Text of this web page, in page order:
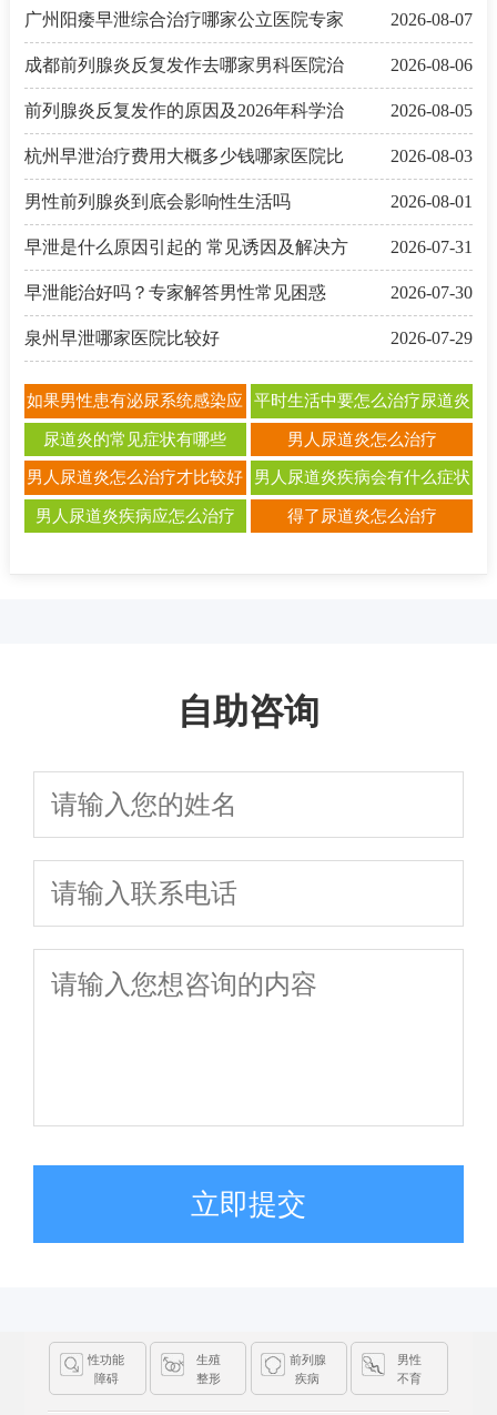
广州阳痿早泄综合治疗哪家公立医院专家 2026-08-07
成都前列腺炎反复发作去哪家男科医院治 2026-08-06
前列腺炎反复发作的原因及2026年科学治 2026-08-05
杭州早泄治疗费用大概多少钱哪家医院比 2026-08-03
男性前列腺炎到底会影响性生活吗 2026-08-01
早泄是什么原因引起的 常见诱因及解决方 2026-07-31
早泄能治好吗？专家解答男性常见困惑 2026-07-30
泉州早泄哪家医院比较好 2026-07-29
如果男性患有泌尿系统感染应
该注意什么？
平时生活中要怎么治疗尿道炎
尿道炎的常见症状有哪些 男人尿道炎怎么治疗
男人尿道炎怎么治疗才比较好 男人尿道炎疾病会有什么症状
男人尿道炎疾病应怎么治疗 得了尿道炎怎么治疗
自助咨询
立即提交
性功能
障碍
生殖
整形
前列腺
疾病
男性
不育